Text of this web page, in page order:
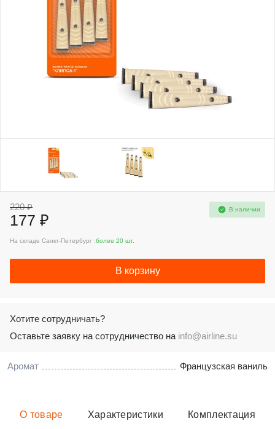
Аромат Французская ваниль
220 ₽
177 ₽
В наличии
На складе Санкт-Петербург :более 20 шт.
В корзину
Хотите сотрудничать?
Оставьте заявку на сотрудничество на info@airline.su
О товаре Характеристики Комплектация